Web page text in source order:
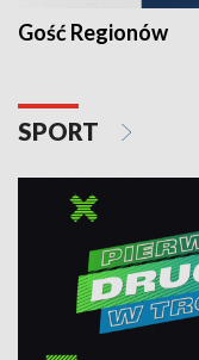
Gość Regionów
SPORT